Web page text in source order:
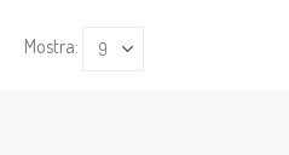
Mostra: